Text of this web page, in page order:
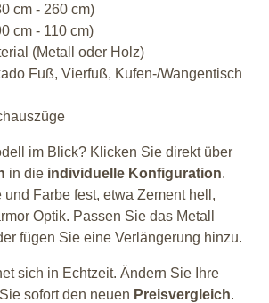
cm - 260 cm)
cm - 110 cm)
(Metall oder Holz)
Fuß, Vierfuß, Kufen-/Wangentisch
im Blick? Klicken Sie direkt über
in die individuelle Konfiguration.
und Farbe fest, etwa Zement hell,
Optik. Passen Sie das Metall
fügen Sie eine Verlängerung hinzu.
sich in Echtzeit. Ändern Sie Ihre
sofort den neuen Preisvergleich.